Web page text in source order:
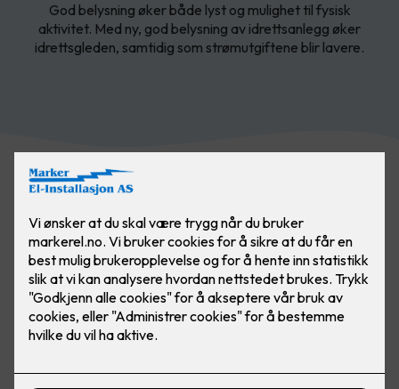
God belysning øker både lyst og mulighet til fysisk
aktivitet. Med ny, god belysning av idrettsanlegg øker
idrettsgleden, samtidig som strømutgiftene blir lavere.